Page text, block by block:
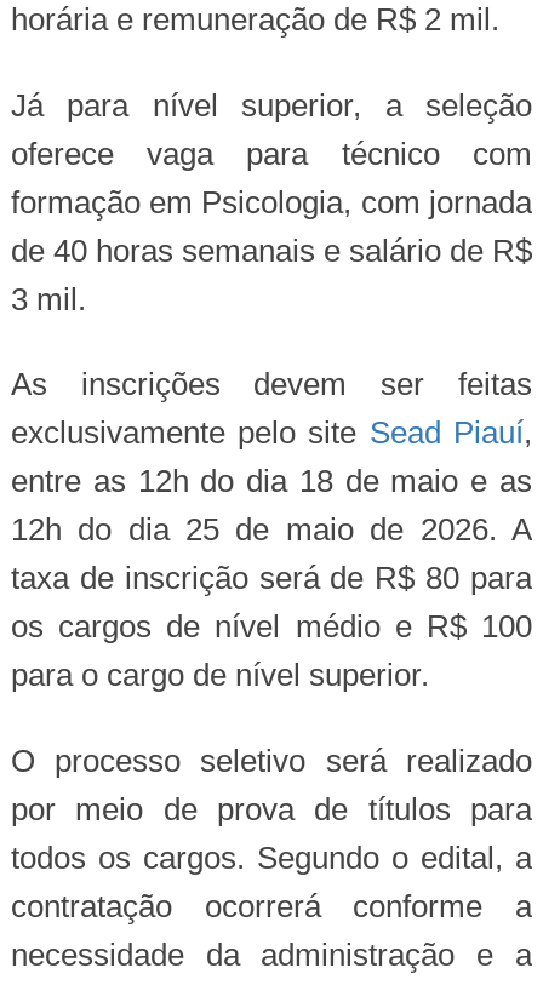
horária e remuneração de R$ 2 mil.
Já para nível superior, a seleção
oferece vaga para técnico com
formação em Psicologia, com jornada
de 40 horas semanais e salário de R$
3 mil.
As inscrições devem ser feitas
exclusivamente pelo site Sead Piauí,
entre as 12h do dia 18 de maio e as
12h do dia 25 de maio de 2026. A
taxa de inscrição será de R$ 80 para
os cargos de nível médio e R$ 100
para o cargo de nível superior.
O processo seletivo será realizado
por meio de prova de títulos para
todos os cargos. Segundo o edital, a
contratação ocorrerá conforme a
necessidade da administração e a